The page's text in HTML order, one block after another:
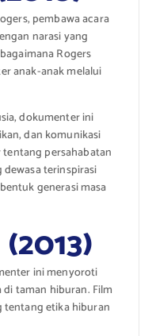
pembawa acara
narasi yang
Rogers
anak-anak melalui
dokumenter ini
dan komunikasi
tentang persahabatan
terinspirasi
generasi masa
ini menyoroti
taman hiburan. Film
tentang etika hiburan